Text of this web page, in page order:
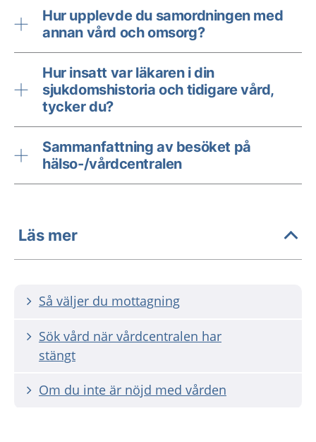
Hur upplevde du samordningen med
annan vård och omsorg?
Hur insatt var läkaren i din
sjukdomshistoria och tidigare vård,
tycker du?
Sammanfattning av besöket på
hälso-/vårdcentralen
Läs mer
Så väljer du mottagning
Sök vård när vårdcentralen har
stängt
Om du inte är nöjd med vården